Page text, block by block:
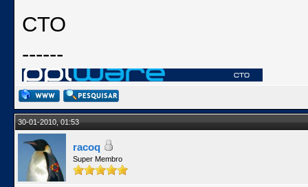
CTO
------
30-01-2010, 01:53
racoq
Super Membro